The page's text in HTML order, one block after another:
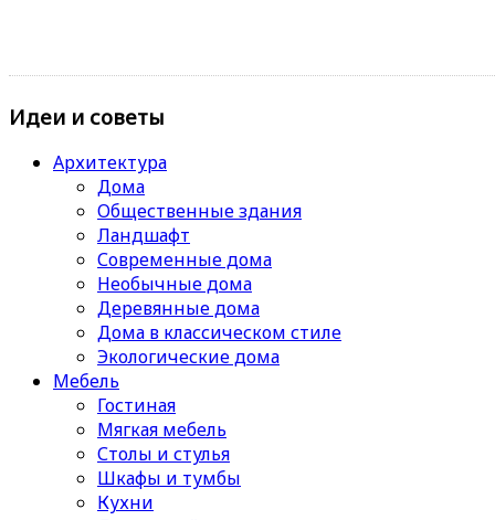
Идеи и советы
Архитектура
Дома
Общественные здания
Ландшафт
Современные дома
Необычные дома
Деревянные дома
Дома в классическом стиле
Экологические дома
Мебель
Гостиная
Мягкая мебель
Столы и стулья
Шкафы и тумбы
Кухни